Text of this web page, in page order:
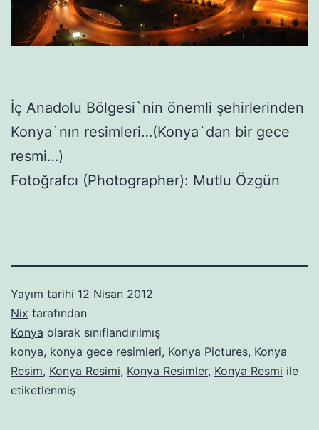
İç Anadolu Bölgesi`nin önemli şehirlerinden
Konya`nın resimleri…(Konya`dan bir gece
resmi…)
Fotoğrafcı (Photographer): Mutlu Özgün
Yayım tarihi 12 Nisan 2012
Nix tarafından
Konya olarak sınıflandırılmış
konya, konya gece resimleri, Konya Pictures, Konya
Resim, Konya Resimi, Konya Resimler, Konya Resmi ile
etiketlenmiş